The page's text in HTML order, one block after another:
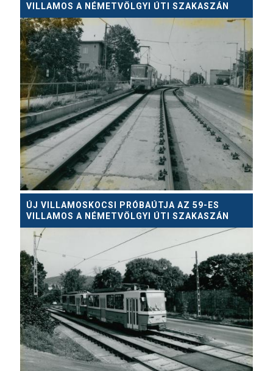
VILLAMOS A NÉMETVÖLGYI ÚTI SZAKASZÁN
ÚJ VILLAMOSKOCSI PRÓBAÚTJA AZ 59-ES
VILLAMOS A NÉMETVÖLGYI ÚTI SZAKASZÁN